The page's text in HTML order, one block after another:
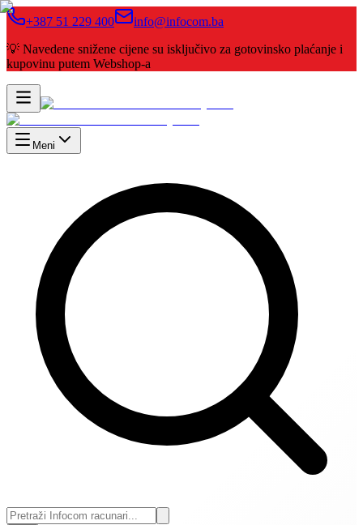
+387 51 229 400
info@infocom.ba
💡 Navedene snižene cijene su isključivo za gotovinsko plaćanje i
kupovinu putem Webshop-a
Meni